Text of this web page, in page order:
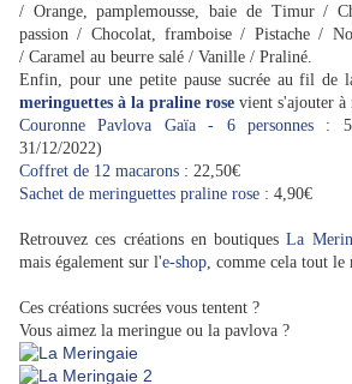
/ Orange, pamplemousse, baie de Timur /
passion / Chocolat, framboise / Pistache /
/ Caramel au beurre salé / Vanille / Praliné.
Enfin, pour une petite pause sucrée au fil de
meringuettes à la praline rose vient s'ajouter à
Couronne Pavlova Gaïa - 6 personnes :
31/12/2022)
Coffret de 12 macarons : 22,50€
Sachet de meringuettes praline rose : 4,90€
Retrouvez ces créations en boutiquesLa
mais également sur l'e-shop, comme cela tout le
Ces créations sucrées vous tentent ?
Vous aimez la meringue ou la pavlova ?